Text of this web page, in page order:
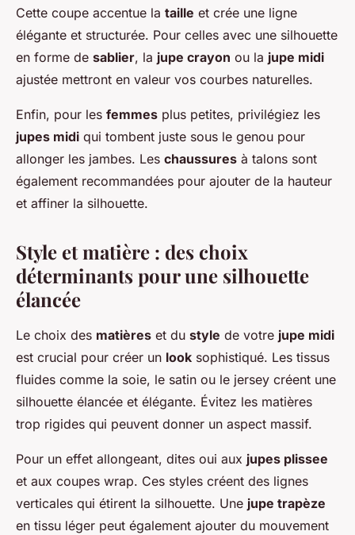
Cette coupe accentue la taille et crée une ligne
élégante et structurée. Pour celles avec une silhouette
en forme de sablier, la jupe crayon ou la jupe midi
ajustée mettront en valeur vos courbes naturelles.
Enfin, pour les femmes plus petites, privilégiez les
jupes midi qui tombent juste sous le genou pour
allonger les jambes. Les chaussures à talons sont
également recommandées pour ajouter de la hauteur
et affiner la silhouette.
Style et matière : des choix
déterminants pour une silhouette
élancée
Le choix des matières et du style de votre jupe midi
est crucial pour créer un look sophistiqué. Les tissus
fluides comme la soie, le satin ou le jersey créent une
silhouette élancée et élégante. Évitez les matières
trop rigides qui peuvent donner un aspect massif.
Pour un effet allongeant, dites oui aux jupes plissee
et aux coupes wrap. Ces styles créent des lignes
verticales qui étirent la silhouette. Une jupe trapèze
en tissu léger peut également ajouter du mouvement